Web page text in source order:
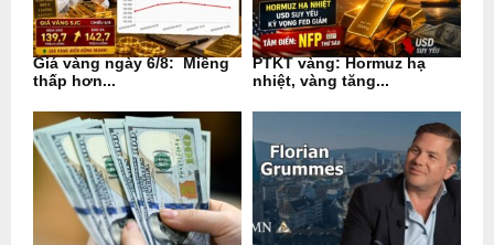
Giá vàng ngày 6/8: Miếng
thấp hơn...
PTKT vàng: Hormuz hạ
nhiệt, vàng tăng...